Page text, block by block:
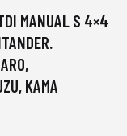
MANUAL S 4×4
KAMA